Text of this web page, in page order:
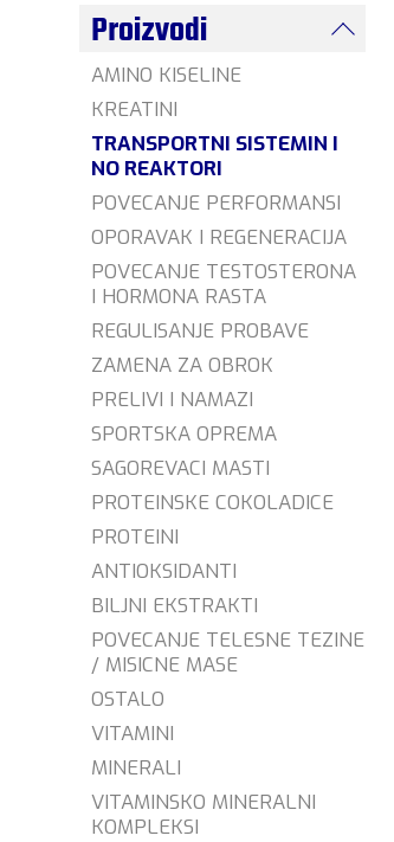
Proizvodi
AMINO KISELINE
KREATINI
TRANSPORTNI SISTEMIN I
NO REAKTORI
POVECANJE PERFORMANSI
OPORAVAK I REGENERACIJA
POVECANJE TESTOSTERONA
I HORMONA RASTA
REGULISANJE PROBAVE
ZAMENA ZA OBROK
PRELIVI I NAMAZI
SPORTSKA OPREMA
SAGOREVACI MASTI
PROTEINSKE COKOLADICE
PROTEINI
ANTIOKSIDANTI
BILJNI EKSTRAKTI
POVECANJE TELESNE TEZINE
/ MISICNE MASE
OSTALO
VITAMINI
MINERALI
VITAMINSKO MINERALNI
KOMPLEKSI